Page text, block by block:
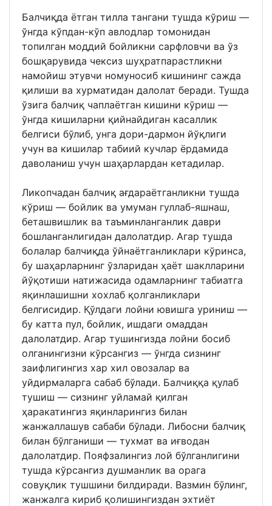
Балчиқда ётган тилла тангани тушда кўриш —
ўнгда кўпдан-кўп авлодлар томонидан
топилган моддий бойликни сарфловчи ва ўз
бошқарувида чексиз шуҳратпарастликни
намойиш этувчи номуносиб кишининг сажда
қилиши ва хурматидан далолат беради. Тушда
ўзига балчиқ чаплаётган кишини кўриш —
ўнгда кишиларни қийнайдиган касаллик
белгиси бўлиб, унга дори-дармон йўқлиги
учун ва кишилар табиий кучлар ёрдамида
даволаниш учун шаҳарлардан кетадилар.
Ликопчадан балчиқ ағдараётганликни тушда
кўриш — бойлик ва умуман гуллаб-яшнаш,
беташвишлик ва таъминланганлик даври
бошланганлигидан далолатдир. Агар тушда
болалар балчиқда ўйнаётганликлари кўринса,
бу шаҳарларнинг ўзларидан ҳаёт шаклларини
йўқотиши натижасида одамларнинг табиатга
яқинлашишни хохлаб қолганликлари
белгисидир. Қўлдаги лойни ювишга уриниш —
бу катта пул, бойлик, ишдаги омаддан
далолатдир. Агар тушингизда лойни босиб
олганингизни кўрсангиз — ўнгда сизнинг
заифлигингиз хар хил овозалар ва
уйдирмаларга сабаб бўлади. Балчиққа қулаб
тушиш — сизнинг уйламай қилган
ҳаракатингиз яқинларингиз билан
жанжаллашув сабаби бўлади. Либосни балчиқ
билан бўлганиши — тухмат ва иғводан
далолатдир. Пояфзалингиз лой бўлганлигини
тушда кўрсангиз душманлик ва орага
совуқлик тушшини билдиради. Вазмин бўлинг,
жанжалга кириб қолишингиздан эхтиёт